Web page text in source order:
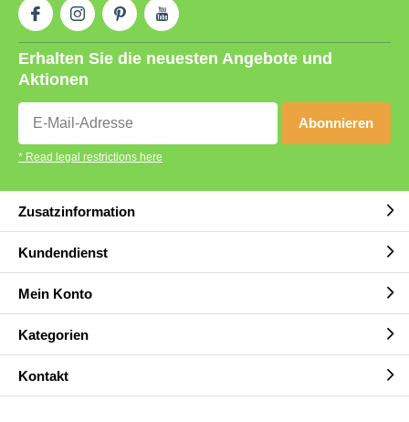
Erhalten Sie die neuesten Angebote und
Aktionen
Abonnieren
* Read legal restrictions here
Zusatzinformation
Kundendienst
Mein Konto
Kategorien
Kontakt